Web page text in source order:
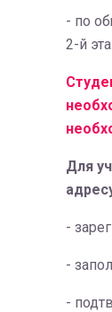
- по
2-й
Для
-
-
-